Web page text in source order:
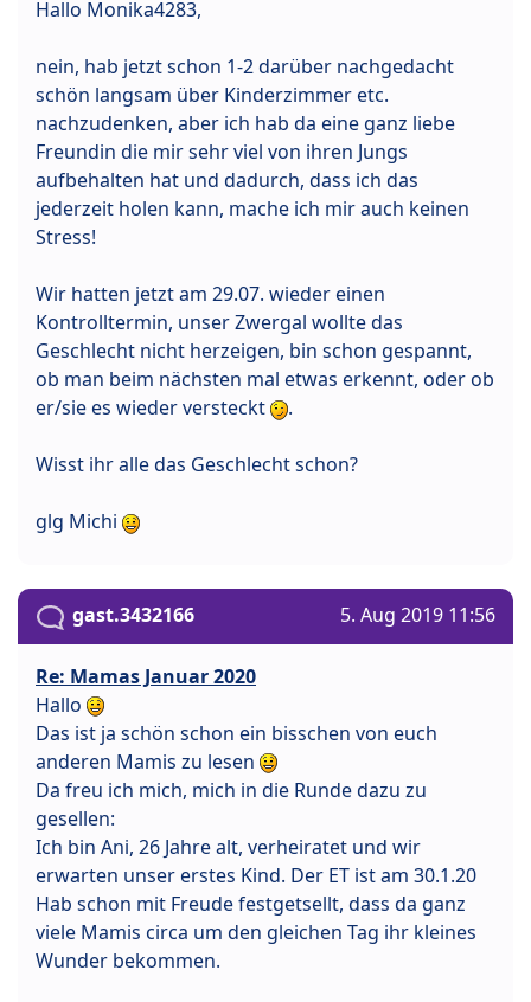
Hallo Monika4283,
nein, hab jetzt schon 1-2 darüber nachgedacht
schön langsam über Kinderzimmer etc.
nachzudenken, aber ich hab da eine ganz liebe
Freundin die mir sehr viel von ihren Jungs
aufbehalten hat und dadurch, dass ich das
jederzeit holen kann, mache ich mir auch keinen
Stress!
Wir hatten jetzt am 29.07. wieder einen
Kontrolltermin, unser Zwergal wollte das
Geschlecht nicht herzeigen, bin schon gespannt,
ob man beim nächsten mal etwas erkennt, oder ob
er/sie es wieder versteckt
.
Wisst ihr alle das Geschlecht schon?
glg Michi
gast.3432166 5. Aug 2019 11:56
Re: Mamas Januar 2020
Hallo
Das ist ja schön schon ein bisschen von euch
anderen Mamis zu lesen
Da freu ich mich, mich in die Runde dazu zu
gesellen:
Ich bin Ani, 26 Jahre alt, verheiratet und wir
erwarten unser erstes Kind. Der ET ist am 30.1.20
Hab schon mit Freude festgetsellt, dass da ganz
viele Mamis circa um den gleichen Tag ihr kleines
Wunder bekommen.